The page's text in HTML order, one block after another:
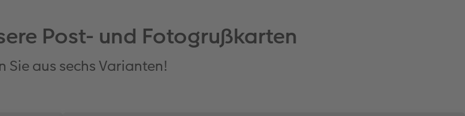
Post- und Fotogrußkarten
Sie aus sechs Varianten!